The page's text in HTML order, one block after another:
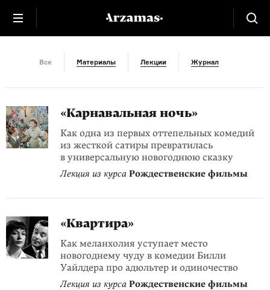
Кино
Все Материалы Лекции Журнал
«Карнавальная ночь»
Как одна из первых оттепельных комедий
из жесткой сатиры превратилась
в универсальную новогоднюю сказку
Лекция из курса Рождественские фильмы
«Квартира»
Как меланхолия уступает место
новогоднему чуду в комедии Билли
Уайлдера про адюльтер и одиночество
Лекция из курса Рождественские фильмы